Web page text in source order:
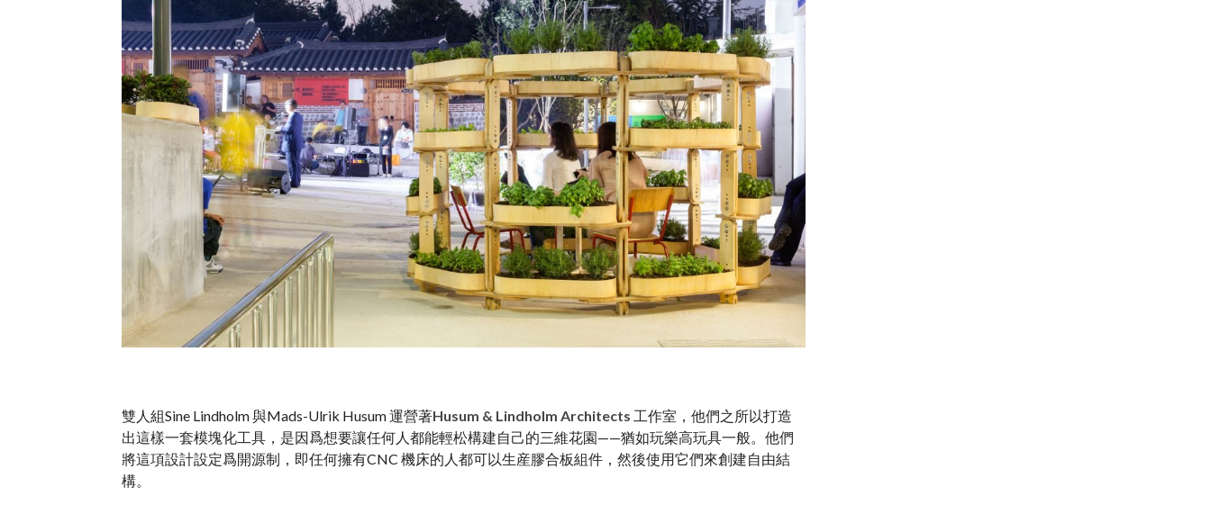
雙人組Sine Lindholm 與Mads-Ulrik Husum 運營著Husum & Lindholm Architects 工作室，他們之所以打造
出這樣一套模塊化工具，是因爲想要讓任何人都能輕松構建自己的三維花園——猶如玩樂高玩具一般。他們
將這項設計設定爲開源制，即任何擁有CNC 機床的人都可以生産膠合板組件，然後使用它們來創建自由結
構。